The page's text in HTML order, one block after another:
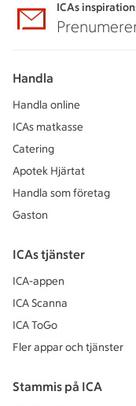
ICAs
Handla
Handla online
ICAs matkasse
Catering
Apotek Hjärtat
Handla som företag
Gaston
ICAs tjänster
ICA-appen
ICA Scanna
ICA ToGo
Fler appar och tjänster
Stammis på ICA